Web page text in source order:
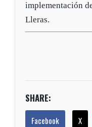
implementación
Lleras.
SHARE:
Facebook X